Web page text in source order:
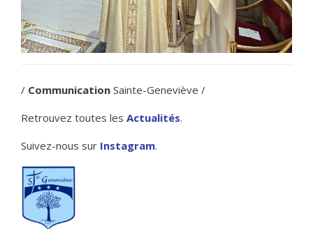
/ Communication Sainte-Geneviève /
Retrouvez toutes les Actualités.
Suivez-nous sur Instagram.